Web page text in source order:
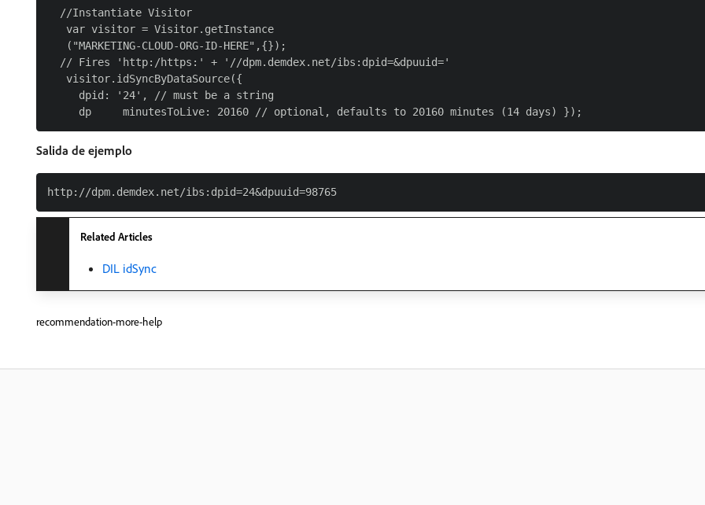
  //Instantiate Visitor
   var visitor = Visitor.getInstance
   ("MARKETING-CLOUD-ORG-ID-HERE",{});
  // Fires 'http:/https:' + '//dpm.demdex.net/ibs:dpid=&dpuuid='
   visitor.idSyncByDataSource({
     dpid: '24', // must be a string
Salida de ejemplo
Related Articles
DIL idSync
recommendation-more-help